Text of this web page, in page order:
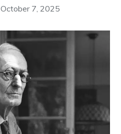
October 7, 2025